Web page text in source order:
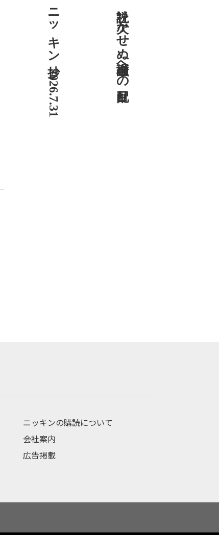
ニッキン抄 2026.7.31 社説 欠かせぬ金融市場への目配り
ニッキンの購読について
会社案内
広告掲載